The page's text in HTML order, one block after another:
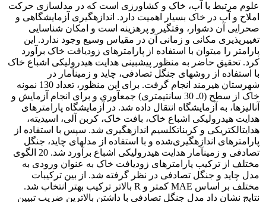
علوم مرتبط با آب، خاک و کشاورزی است که در مدل‏سازی حرکت
املاح و آب در خاک بسیار اهمیت دارد. اندازه‏گیری آزمایشگاهی و
صحرایی آن دشوار، وقت‏گیر و پرهزینه است و امکان شناسایی
تغییرپذیری مکانی و زمانی آن در مقیاس وسیع وجود ندارد. این
پارامتر را می‏توان با استفاده از پارامترهای زودیافت خاک برآورد
کرد. تحقیق حاضر به‏ منظور پیش‏بینی هدایت هیدرولیکی اشباع خاک
با استفاده از روش‏های جنگل تصادفی، چاید و زمین‏آمار در
شهرستان هیرمند انجام گرفت. برای این منظور، تعداد 130 نمونه
خاک از سطح (0ـ 30 سانتی‏متری) جمع‏آوری و برای انجام آزمایش و
آنالیز‏ها، به آزمایشگاه انتقال داده شد. در آزمایشگاه پارامترهای
هدایت هیدرولیکی اشباع خاک، بافت خاک، کربن آلی، اسیدیته،
هدایت‏الکتریکی و کربنات‏کلسیم اندازه‏گیری شد. سپس با استفاده از
پارامترهای اندازه‏‏گیری‌شده و با استفاده از مدل‏های چاید، جنگل
تصادفی و زمین‏آمار هدایت هیدرولیکی اشباع برآورد شد. 20 الگوی
مختلف از ترکیب پارامترهای زودیافت خاک به‏ عنوان ورودی به
مدل چاید و جنگل تصادفی در نظر گرفته شد. از بین ترکیبات
مختلف بر اساس MAE کمتر و R بالاتر ترکیب بهتر انتخاب شد.
نتایج نشان داد مدل جنگل تصادفی با داشتن بالاترین ضریب تبیین